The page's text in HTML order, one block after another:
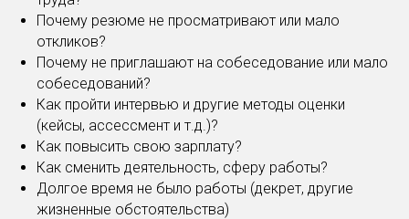
Почему резюме не просматривают или мало
откликов?
Почему не приглашают на собеседование или мало
собеседований?
Как пройти интервью и другие методы оценки
(кейсы, ассессмент и т.д.)?
Как повысить свою зарплату?
Как сменить деятельность, сферу работы?
Долгое время не было работы (декрет, другие
жизненные обстоятельства)